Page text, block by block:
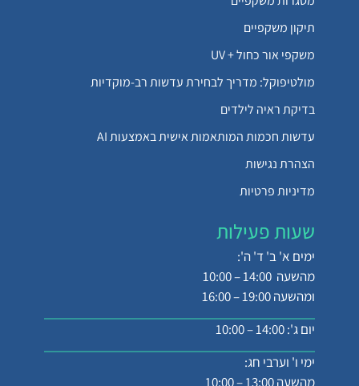
תיקון משקפיים
משקפי אור כחול + UV
מולטיפוקל: מדריך לבחירת עדשות רב-מוקדיות
בדיקת ראיה לילדים
עדשות חכמות המותאמות אישית באמצעות AI
הצהרת נגישות
מדיניות פרטיות
שעות פעילות
ימים א' ב' ד' ה':
מהשעה 14:00 – 10:00
ומהשעה 19:00 – 16:00
יום ג': 14:00 – 10:00
ימי ו' וערבי חג:
מהשעה 13:00 – 10:00